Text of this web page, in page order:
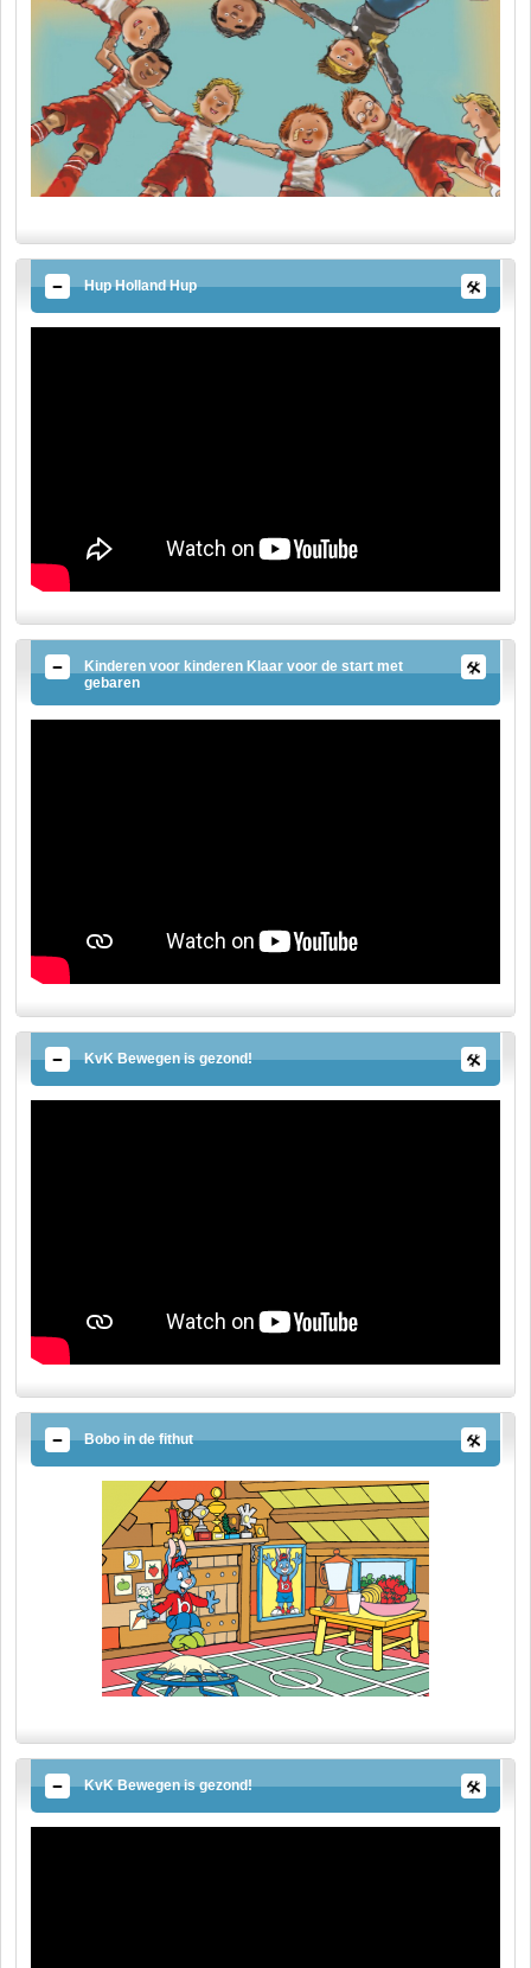
Hup Holland Hup
Kinderen voor kinderen Klaar voor de start met
gebaren
KvK Bewegen is gezond!
Bobo in de fithut
KvK Bewegen is gezond!